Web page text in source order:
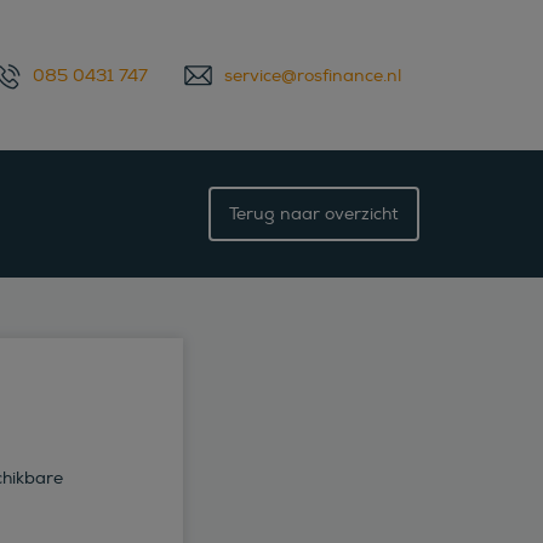
085 0431 747 service@rosfinance.nl
Terug naar overzicht